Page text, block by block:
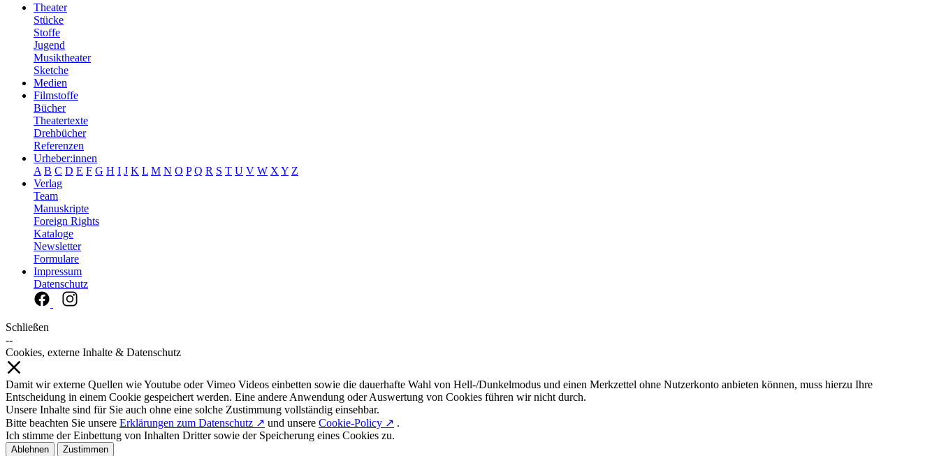
Theater
Stücke
Stoffe
Jugend
Musiktheater
Sketche
Medien
Filmstoffe
Bücher
Theatertexte
Drehbücher
Referenzen
Urheber:innen
A B C D E F G H I J K L M N O P Q R S T U V W X Y Z
Verlag
Team
Manuskripte
Foreign Rights
Kataloge
Newsletter
Formulare
Impressum
Datenschutz
Schließen
--
Cookies, externe Inhalte & Datenschutz
Damit wir externe Quellen wie Youtube oder Vimeo Videos einbetten sowie die dauerhafte Wahl von Hell-/Dunkelmodus und einen Merkzettel ohne Nutzerkonto anbieten können, muss hierzu Ihre
Entscheidung in einem Cookie gespeichert werden. Eine andere Anwendung oder Auswertung von Cookies führen wir nicht durch.
Unsere Inhalte sind für Sie auch ohne eine solche Zustimmung vollständig einsehbar.
Bitte beachten Sie unsere Erklärungen zum Datenschutz ↗ und unsere Cookie-Policy ↗ .
Ich stimme der Einbettung von Inhalten Dritter sowie der Speicherung eines Cookies zu.
Ablehnen Zustimmen